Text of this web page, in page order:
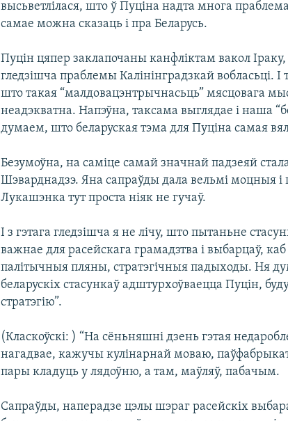
высьветлілася, што ў Пуціна надта многа
самае можна сказаць і пра Беларусь.
Пуцін цяпер заклапочаны канфліктам вакол
гледзішча праблемы Калінінградзкай вобласьці.
што такая “малдовацэнтрычнасьць” мясцовага
неадэкватна. Напэўна, таксама выглядае і наша
думаем, што беларуская тэма для Пуціна самая
Безумоўна, на саміце самай значнай падзеяй
Шэварднадзэ. Яна сапраўды дала вельмі моцныя
Лукашэнка тут проста ніяк не гучаў.
І з гэтага гледзішча я не лічу, што пытаньне
важнае для расейскага грамадзтва і выбарцаў,
палітычныя пляны, стратэгічныя падыходы. Ня
беларускіх стасункаў адштурхоўваецца Пуцін,
стратэгію”.
(Класкоўскі: ) “На сёньняшні дзень гэтая
нагадвае, кажучы кулінарнай моваю,
пары кладуць у лядоўню, а там, маўляў, пабачым.
Сапраўды, наперадзе цэлы шэраг расейскіх